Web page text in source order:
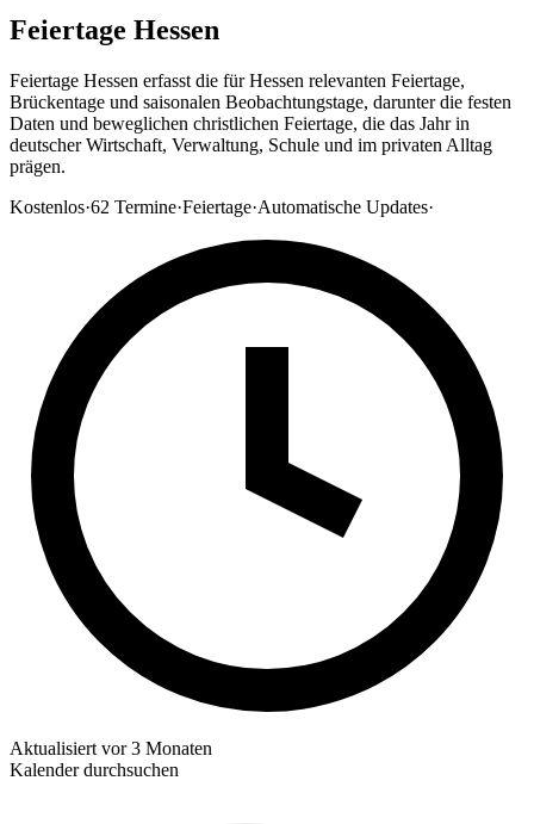
Feiertage Hessen
Feiertage Hessen erfasst die für Hessen relevanten Feiertage,
Brückentage und saisonalen Beobachtungstage, darunter die festen
Daten und beweglichen christlichen Feiertage, die das Jahr in
deutscher Wirtschaft, Verwaltung, Schule und im privaten Alltag
prägen.
Kostenlos·62 Termine·Feiertage·Automatische Updates·
Aktualisiert vor 3 Monaten
Kalender durchsuchen